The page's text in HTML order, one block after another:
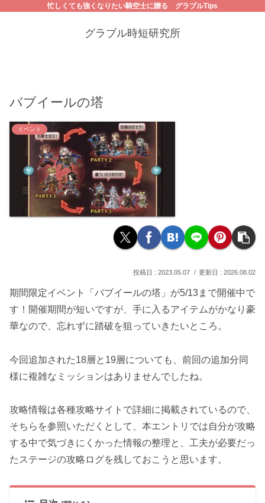
忙しくても強くなりたい騎空士に贈る グラブルTips
グラブル時短研究所
バブイールの塔
イベント
2023.05.07 2026.08.02
期間限定イベント「バブイールの塔」が5/13まで開催中で
す！開催期間が短いですが、手に入るアイテムがかなり豪
華なので、忘れずに踏破を狙っていきたいところ。
今回追加された18層と19層についても、前回の追加分同
様に複雑なミッションはありませんでしたね。
攻略情報は各種攻略サイトで詳細に掲載されているので、
そちらを参照いただくとして、本エントリでは自分が攻略
する中で気づきにくかった情報の整理と、工夫が必要だっ
たステージの攻略ログを残しておこうと思います。